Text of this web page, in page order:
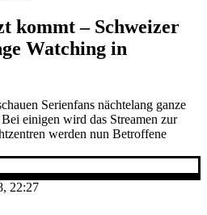
kommt – Schweizer
Watching in
Serienfans nächtelang ganze
einigen wird das Streamen zur
werden nun Betroffene
22:27